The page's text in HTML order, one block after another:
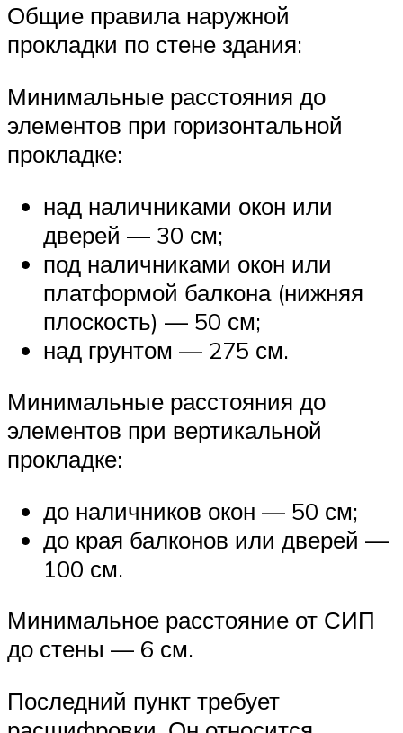
Общие правила наружной
прокладки по стене здания:
Минимальные расстояния до
элементов при горизонтальной
прокладке:
над наличниками окон или
дверей — 30 см;
под наличниками окон или
платформой балкона (нижняя
плоскость) — 50 см;
над грунтом — 275 см.
Минимальные расстояния до
элементов при вертикальной
прокладке:
до наличников окон — 50 см;
до края балконов или дверей —
100 см.
Минимальное расстояние от СИП
до стены — 6 см.
Последний пункт требует